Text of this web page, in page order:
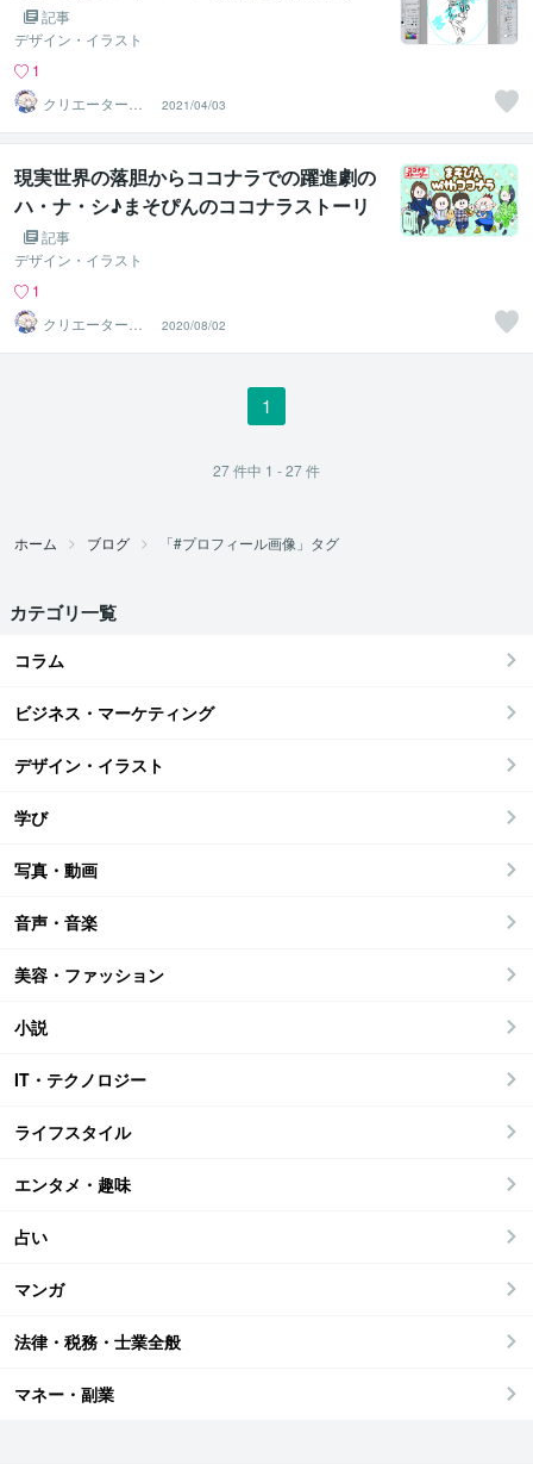
記事
デザイン・イラスト
1
クリエーターま
そぴん
2021/04/03
現実世界の落胆からココナラでの躍進劇の
ハ・ナ・シ♪まそぴんのココナラストーリ
ー♪記事
デザイン・イラスト
1
クリエーターま
そぴん
2020/08/02
1
27件中 1 - 27件
ホーム ブログ 「#プロフィール画像」タグ
カテゴリ一覧
コラム
ビジネス・マーケティング
デザイン・イラスト
学び
写真・動画
音声・音楽
美容・ファッション
小説
IT・テクノロジー
ライフスタイル
エンタメ・趣味
占い
マンガ
法律・税務・士業全般
マネー・副業